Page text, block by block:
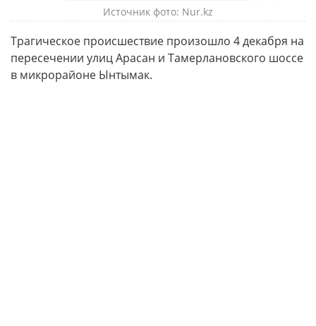
Источник фото: Nur.kz
Трагическое происшествие произошло 4 декабря на
пересечении улиц Арасан и Тамерлановского шоссе
в микрорайоне Ынтымак.